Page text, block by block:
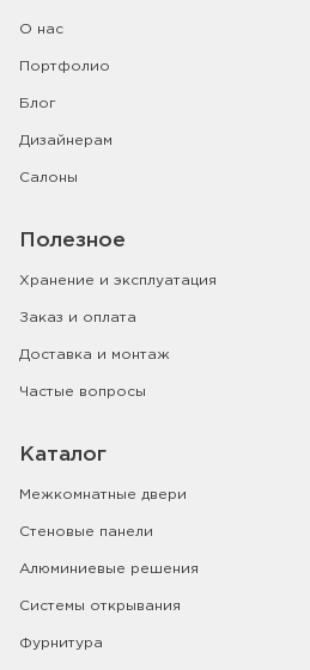
О нас
Портфолио
Блог
Дизайнерам
Салоны
Полезное
Хранение и эксплуатация
Заказ и оплата
Доставка и монтаж
Частые вопросы
Каталог
Межкомнатные двери
Стеновые панели
Алюминиевые решения
Системы открывания
Фурнитура